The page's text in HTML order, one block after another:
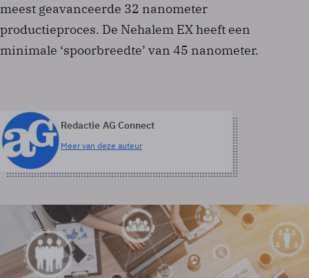
meest geavanceerde 32 nanometer
productieproces. De Nehalem EX heeft een
minimale ‘spoorbreedte’ van 45 nanometer.
Redactie AG Connect
Meer van deze auteur